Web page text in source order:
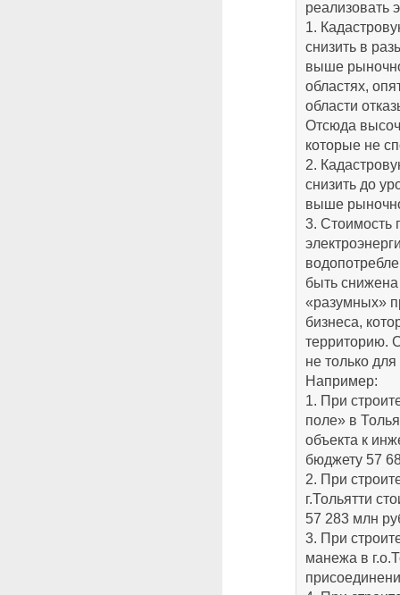
реализовать
1.
снизить в
выше
областях,
области
Отсюда
которые не
2.
снизить до
выше
3. Стоимость
быть
«разумных»
бизнеса,
территорию.
не только
Например:
1. При
поле» в
объекта к
бюджету 57
2. При
г.Тольятти
57 283 млн
3. При
манежа в